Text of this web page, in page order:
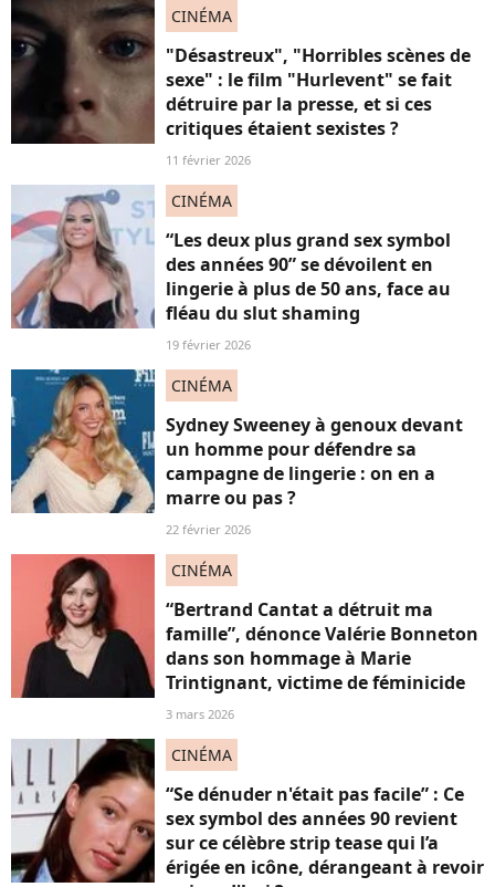
CINÉMA
"Désastreux", "Horribles scènes de
sexe" : le film "Hurlevent" se fait
détruire par la presse, et si ces
critiques étaient sexistes ?
11 février 2026
CINÉMA
“Les deux plus grand sex symbol
des années 90” se dévoilent en
lingerie à plus de 50 ans, face au
fléau du slut shaming
19 février 2026
CINÉMA
Sydney Sweeney à genoux devant
un homme pour défendre sa
campagne de lingerie : on en a
marre ou pas ?
22 février 2026
CINÉMA
“Bertrand Cantat a détruit ma
famille”, dénonce Valérie Bonneton
dans son hommage à Marie
Trintignant, victime de féminicide
3 mars 2026
CINÉMA
“Se dénuder n'était pas facile” : Ce
sex symbol des années 90 revient
sur ce célèbre strip tease qui l’a
érigée en icône, dérangeant à revoir